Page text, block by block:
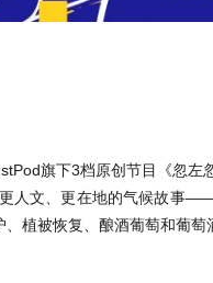
旗下3档原创节目《忽左
人文、更在地的气候故事
植被恢复、酿酒葡萄和葡萄